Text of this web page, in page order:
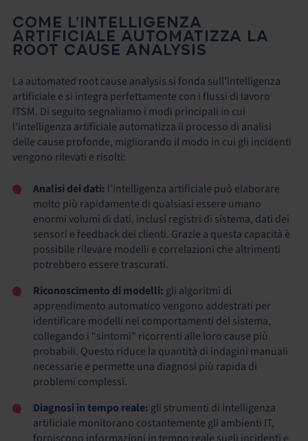
COME L’INTELLIGENZA
ARTIFICIALE AUTOMATIZZA LA
ROOT CAUSE ANALYSIS
La automated root cause analysis si fonda sull’intelligenza
artificiale e si integra perfettamente con i flussi di lavoro
ITSM. Di seguito segnaliamo i modi principali in cui
l’intelligenza artificiale automatizza il processo di analisi
delle cause profonde, migliorando il modo in cui gli incidenti
vengono rilevati e risolti:
Analisi dei dati: l’intelligenza artificiale può elaborare
molto più rapidamente di qualsiasi essere umano
enormi volumi di dati, inclusi registri di sistema, dati dei
sensori e feedback dei clienti. Grazie a questa capacità è
possibile rilevare modelli e correlazioni che altrimenti
potrebbero essere trascurati.
Riconoscimento di modelli: gli algoritmi di
apprendimento automatico vengono addestrati per
identificare modelli nei comportamenti del sistema,
collegando i “sintomi” ricorrenti alle loro cause più
probabili. Questo riduce la quantità di indagini manuali
necessarie e permette una diagnosi più rapida di
problemi complessi.
Diagnosi in tempo reale: gli strumenti di intelligenza
artificiale monitorano costantemente gli ambienti IT,
forniscono informazioni in tempo reale sugli incidenti e